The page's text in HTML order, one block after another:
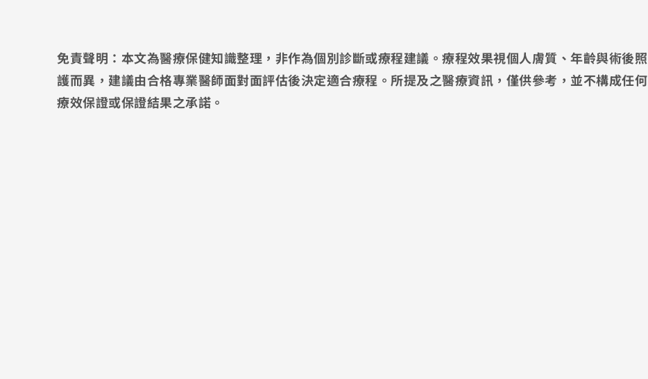
免責聲明：本文為醫療保健知識整理，非作為個別診斷或療程建議。療程效果視個人膚質、年齡與術後照
護而異，建議由合格專業醫師面對面評估後決定適合療程。所提及之醫療資訊，僅供參考，並不構成任何
療效保證或保證結果之承諾。